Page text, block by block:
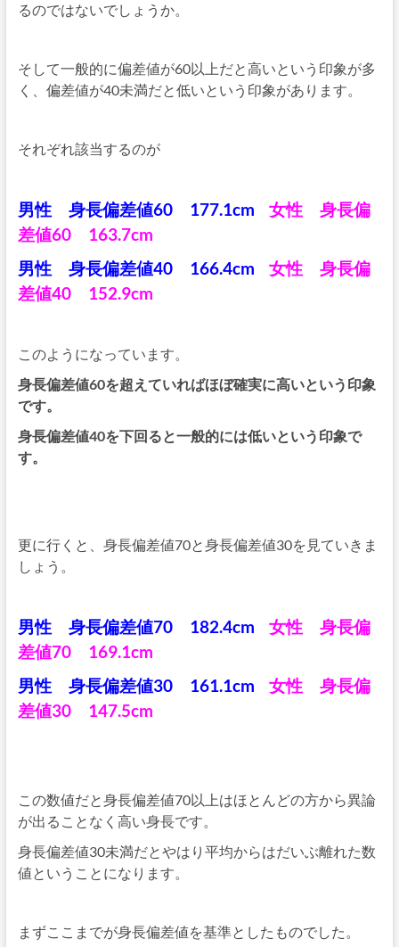
るのではないでしょうか。
そして一般的に偏差値が60以上だと高いという印象が多
く、偏差値が40未満だと低いという印象があります。
それぞれ該当するのが
男性 身長偏差値60 177.1cm
女性 身長偏
差値60 163.7cm
男性 身長偏差値40 166.4cm
女性 身長偏
差値40 152.9cm
このようになっています。
身長偏差値60を超えていればほぼ確実に高いという印象
です。
身長偏差値40を下回ると一般的には低いという印象で
す。
更に行くと、身長偏差値70と身長偏差値30を見ていきま
しょう。
男性 身長偏差値70 182.4cm
女性 身長偏
差値70 169.1cm
男性 身長偏差値30 161.1cm
女性 身長偏
差値30 147.5cm
この数値だと身長偏差値70以上はほとんどの方から異論
が出ることなく高い身長です。
身長偏差値30未満だとやはり平均からはだいぶ離れた数
値ということになります。
まずここまでが身長偏差値を基準としたものでした。